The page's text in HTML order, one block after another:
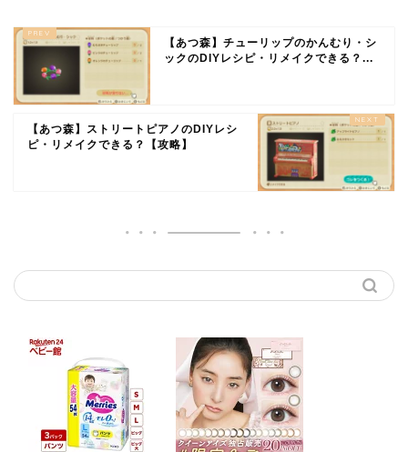
【あつ森】チューリップのかんむり・シ
ックのDIYレシピ・リメイクできる？...
【あつ森】ストリートピアノのDIYレシ
ピ・リメイクできる？【攻略】